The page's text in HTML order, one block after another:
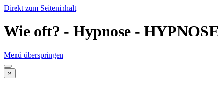
Direkt zum Seiteninhalt
Wie oft? - Hypnose -
Menü überspringen
×